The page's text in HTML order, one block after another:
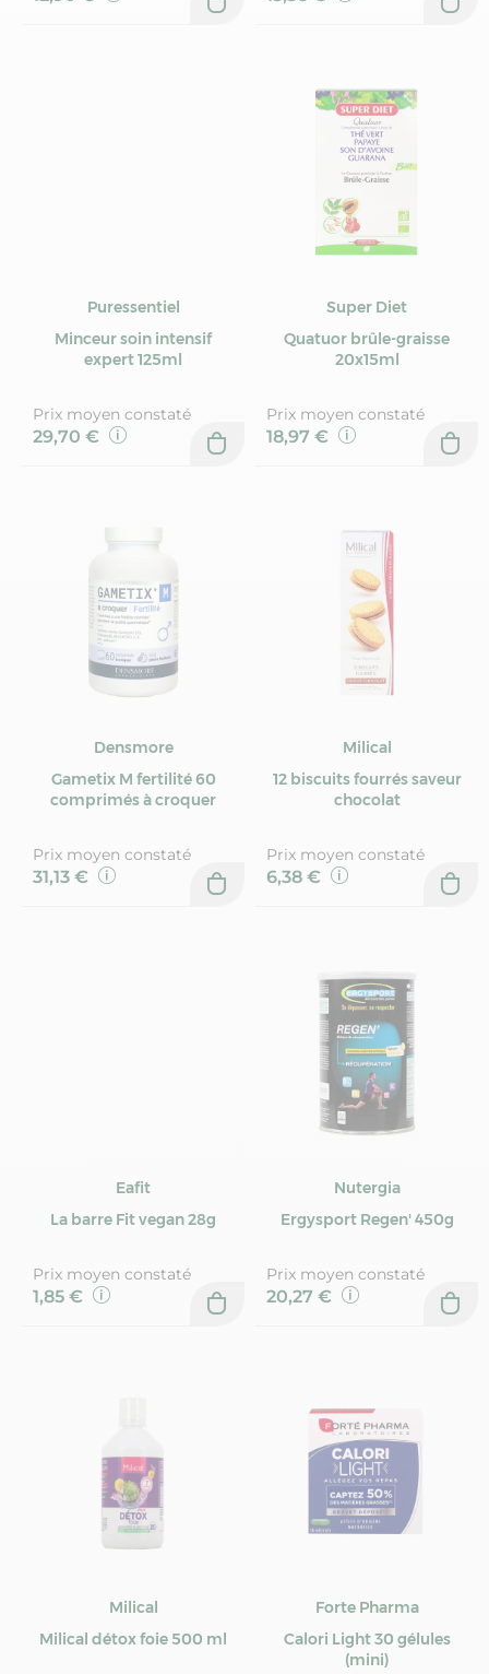
Puressentiel
Minceur soin intensif
expert 125ml
Prix moyen constaté
29,70 €
Super Diet
Quatuor brûle-graisse
20x15ml
Prix moyen constaté
18,97 €
Densmore
Gametix M fertilité 60
comprimés à croquer
Prix moyen constaté
31,13 €
Milical
12 biscuits fourrés saveur
chocolat
Prix moyen constaté
6,38 €
Eafit
La barre Fit vegan 28g
Prix moyen constaté
1,85 €
Nutergia
Ergysport Regen' 450g
Prix moyen constaté
20,27 €
Milical
Milical détox foie 500 ml
Forte Pharma
Calori Light 30 gélules
(mini)